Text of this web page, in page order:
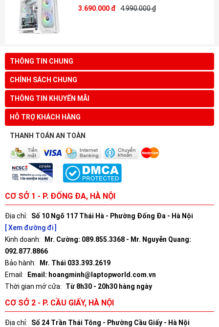
3.690.000 đ
4.990.000 ₫
THÔNG TIN CHUNG
CHÍNH SÁCH CHUNG
THÔNG TIN KHUYẾN MÃI
HỖ TRỢ KHÁCH HÀNG
THANH TOÁN AN TOÀN
CƠ SỞ 1 - P. ĐỐNG ĐA, HÀ NỘI
Địa chỉ:
Số 10 Ngõ 117 Thái Hà - Phường Đống Đa - Hà Nội
[ Xem đường đi ]
Kinh doanh:
Mr. Cường: 089.855.3368 - Mr. Nguyễn Quang:
092.877.8866
Bảo hành:
Mr. Thái 033.393.2619
Email:
Email: hoangminh@laptopworld.com.vn
Thời gian mở cửa:
Từ 8h30 - 20h30 hàng ngày
CƠ SỞ 2 - P. CẦU GIẤY, HÀ NỘI
Địa chỉ:
Số 24 Trần Thái Tông - Phường Cầu Giấy - Hà Nội